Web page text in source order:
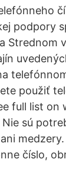
podpory
Strednom
použiť
full list on
sú
medzery.
číslo,